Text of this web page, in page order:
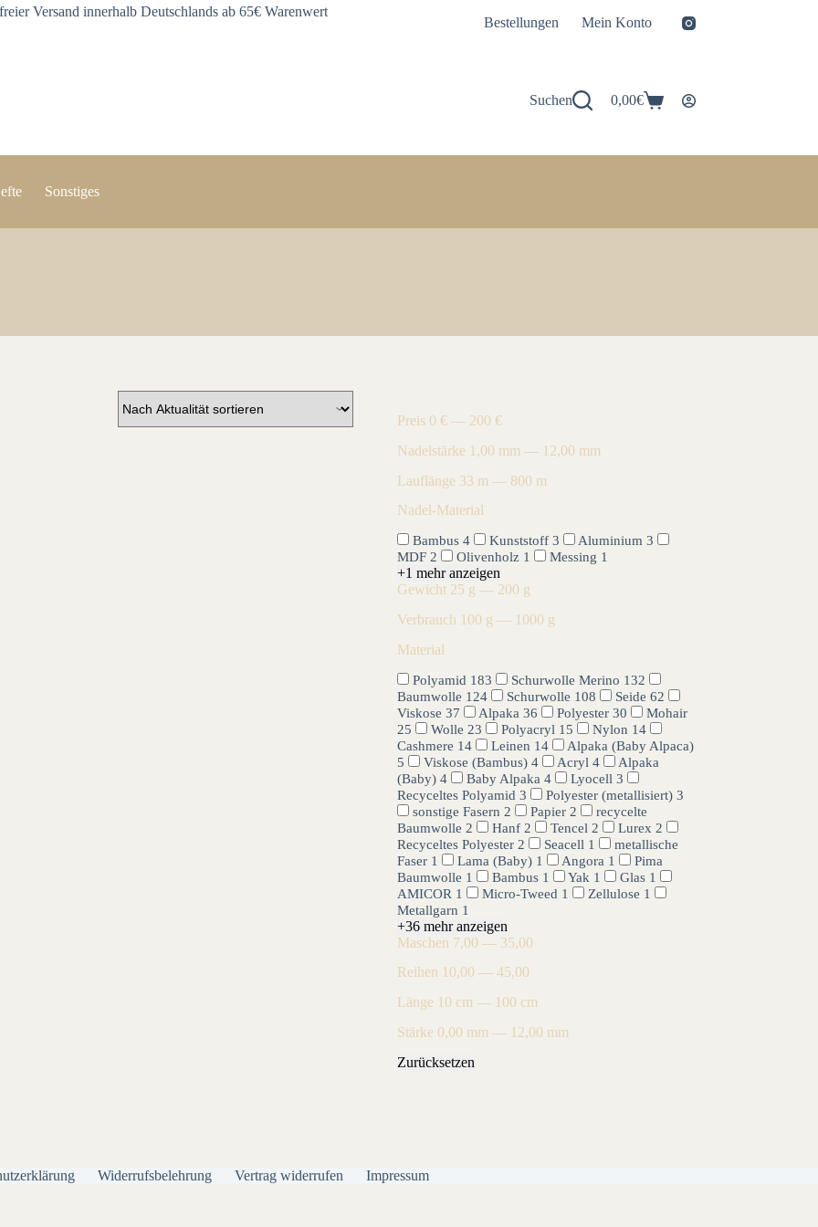
Versand innerhalb Deutschlands ab 65€ Warenwert
Bestellungen Mein Konto
Suchen Warenkorb
0,00€
Sonstiges
Preis 0 € — 200 €
Nadelstärke 1,00 mm — 12,00 mm
Lauflänge 33 m — 800 m
Nadel-Material
Bambus 4 Kunststoff 3 Aluminium 3
MDF 2 Olivenholz 1 Messing 1
+1 mehr anzeigen
Gewicht 25 g — 200 g
Verbrauch 100 g — 1000 g
Material
Polyamid 183 Schurwolle Merino 132
Baumwolle 124 Schurwolle 108 Seide 62
Viskose 37 Alpaka 36 Polyester 30
Mohair
25
Wolle 23 Polyacryl 15 Nylon 14
Cashmere 14 Leinen 14
Alpaka (Baby Alpaca)
5
Viskose (Bambus) 4 Acryl 4
Alpaka
(Baby) 4 Baby Alpaka 4 Lyocell 3
Recyceltes Polyamid 3 Polyester (metallisiert) 3
sonstige Fasern 2 Papier 2
recycelte
Baumwolle 2 Hanf 2 Tencel 2 Lurex 2
Recyceltes Polyester 2 Seacell 1
metallische
Faser 1 Lama (Baby) 1 Angora 1
Pima
Baumwolle 1 Bambus 1 Yak 1 Glas 1
AMICOR 1 Micro-Tweed 1 Zellulose 1
Metallgarn 1
+36 mehr anzeigen
Maschen 7,00 — 35,00
Reihen 10,00 — 45,00
Länge 10 cm — 100 cm
Stärke 0,00 mm — 12,00 mm
Zurücksetzen
Widerrufsbelehrung Vertrag widerrufen Impressum